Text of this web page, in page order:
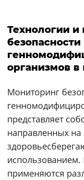
Технологии
безопасности
организмов в
Мониторинг
представляет
направленных на
использованием.
применяются